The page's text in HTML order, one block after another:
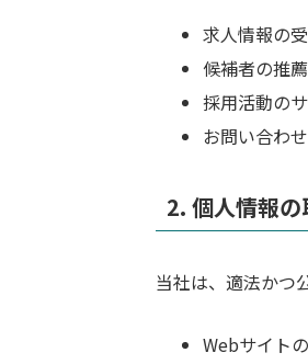
求人情報の
候補者の推
採用活動の
お問い合わ
2. 個人情報
当社は、適法かつ
Webサイト